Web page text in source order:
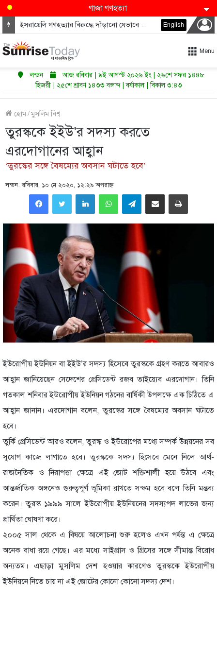
গাজা গণহত্যা
ইসরায়েলি গণহত্যার বিরুদ্ধে দাঁড়ানো যেভাবে ডেমোক্র্যাটদের নভেম্বরে কংগ্রেস জিতাতে পারে English
Menu
লন্ডন
আজ রবিবার | ৯ই আগস্ট ২০২৬ ইং | ২৬শে সফর ১৪৪৮
হিজরী | ২৫শে শ্রাবণ ১৪৩৩ বঙ্গাব্দ | বর্ষাকাল | বিকাল ৩:৪৩
হোম/মুসলিম বিশ্ব
তুরস্ককে ইইউ’র সদস্য করতে
এরদোগানের আহ্বান
‘তুরস্কের সঙ্গে বৈষম্যের অবসান ঘটাতে হবে’
লন্ডন: রবিবার, ১০ মে ২০২০, ১২:২৯ অপরাহ্ণ
LinkedInWhatsAppTelegramShare via Email Print
ইউরোপীয় ইউনিয়ন বা ইইউ’র সদস্য হিসেবে তুরস্ককে গ্রহণ করতে আবারও
আহ্বান জানিয়েছেন সেদেশের প্রেসিডেন্ট রজব তাইয়্যেব এরদোগান। তিনি
গতকাল শনিবার ইউরোপীয় ইউনিয়ন গঠনের বার্ষিকী উপলক্ষে এক চিঠিতে এ
আহ্বান জানান। এরদোগান বলেন, তুরস্কের সঙ্গে বৈষম্যের অবসান ঘটাতে
হবে।
তুর্কি প্রেসিডেন্ট আরও বলেন, তুরস্ক ও ইউরোপের মধ্যে সম্পর্ক উন্নয়নের সব
সুযোগ কাজে লাগাতে হবে। তুরস্ককে সদস্য হিসেবে মেনে নিলে আর্থ-
রাজনৈতিক ও নিরাপত্তা ক্ষেত্রে এই জোট শক্তিশালী হয়ে উঠবে এবং
আন্তর্জাতিক অঙ্গনেও গুরুত্বপূর্ণ ভূমিকা রাখতে সক্ষম হবে বলে তিনি মন্তব্য
করেন। তুরস্ক ১৯৯৯ সালে ইউরোপীয় ইউনিয়নের সদস্যপদ লাভের জন্য
প্রার্থিতা ঘোষণা করে।
২০০৫ সাল থেকে এ বিষয়ে আলোচনা শুরু হলেও এখন পর্যন্ত এ ক্ষেত্রে
অনেক বাধা রয়ে গেছে। এর মধ্যে সাইপ্রাস ও গ্রিসের সঙ্গে সীমান্ত বিরোধ
অন্যতম। এছাড়া মুসলিম দেশ হওয়ার কারণেও তুরস্ককে ইউরোপীয়
ইউনিয়নে নিতে চায় না এই জোটের কোনো কোনো সদস্য দেশ।